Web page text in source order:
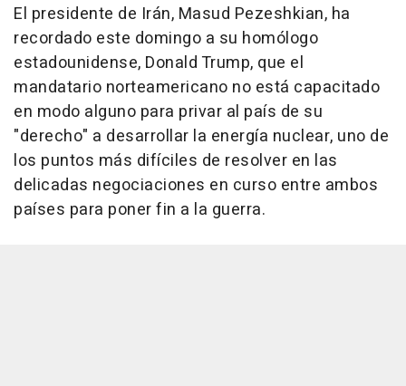
El presidente de Irán, Masud Pezeshkian, ha
recordado este domingo a su homólogo
estadounidense, Donald Trump, que el
mandatario norteamericano no está capacitado
en modo alguno para privar al país de su
"derecho" a desarrollar la energía nuclear, uno de
los puntos más difíciles de resolver en las
delicadas negociaciones en curso entre ambos
países para poner fin a la guerra.